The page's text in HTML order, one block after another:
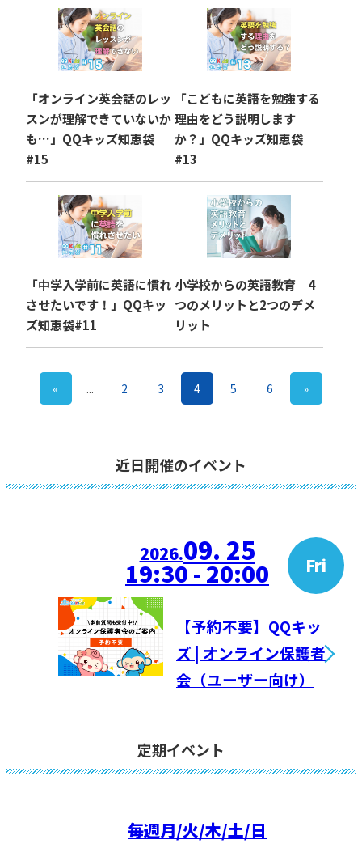
「オンライン英会話のレッ
スンが理解できていないか
も…」QQキッズ知恵袋
#15
「こどもに英語を勉強する
理由をどう説明します
か？」QQキッズ知恵袋
#13
「中学入学前に英語に慣れ
させたいです！」QQキッ
ズ知恵袋#11
小学校からの英語教育 4
つのメリットと2つのデメ
リット
« ... 2 3 4 5 6 »
近日開催のイベント
2026.09. 25 Fri
19:30 - 20:00
【予約不要】QQキッ
ズ | オンライン保護者
会（ユーザー向け）
定期イベント
毎週月/火/木/土/日